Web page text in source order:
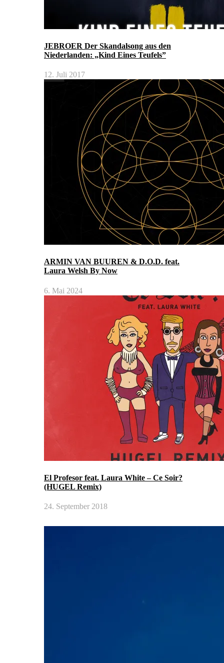
JEBROER Der Skandalsong aus den
Niederlanden: „Kind Eines Teufels”
12. Juli 2017
ARMIN VAN BUUREN & D.O.D. feat.
Laura Welsh By Now
6. Mai 2024
El Profesor feat. Laura White – Ce Soir?
(HUGEL Remix)
24. September 2018